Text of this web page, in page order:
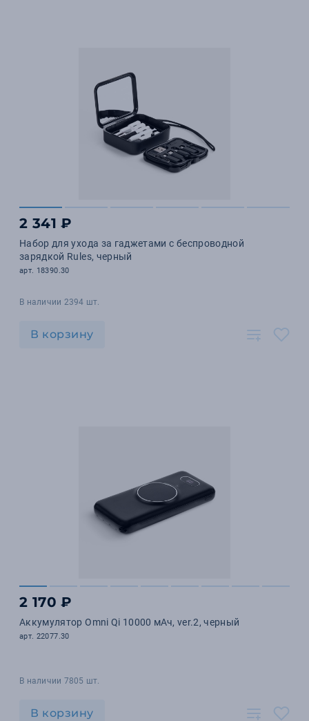
2 341 ₽
Набор для ухода за гаджетами с беспроводной
зарядкой Rules, черный
арт. 18390.30
В наличии 2394 шт.
В корзину
2 170 ₽
Аккумулятор Omni Qi 10000 мАч, ver.2, черный
арт. 22077.30
В наличии 7805 шт.
В корзину